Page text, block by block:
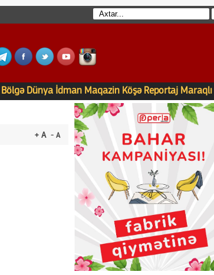
Bölgə Dünya İdman Maqazin Köşə Reportaj Maraqlı
+ A - A